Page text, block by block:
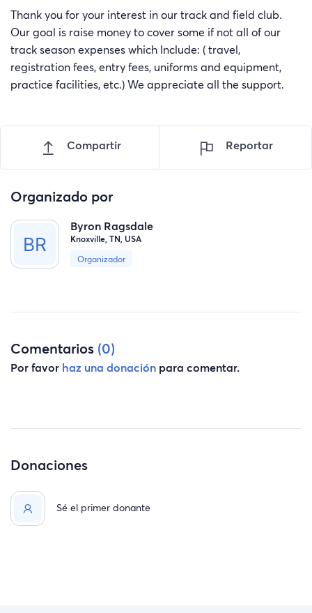
Thank you for your interest in our track and field club.
Our goal is raise money to cover some if not all of our
track season expenses which Include: ( travel,
registration fees, entry fees, uniforms and equipment,
practice facilities, etc.) We appreciate all the support.
Compartir Reportar
Organizado por
Byron Ragsdale
Knoxville, TN, USA
Organizador
Comentarios (0)
Por favor haz una donación para comentar.
Donaciones
Sé el primer donante